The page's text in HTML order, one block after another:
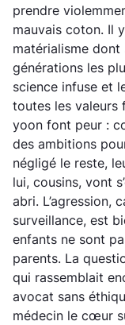
prendre
mauvais coton. Il
matérialisme
générations les
science infuse et
toutes les valeurs
yoon font peur :
des ambitions
négligé le reste,
lui, cousins, vont
abri. L’agression,
surveillance, est
enfants ne sont
parents. La
qui rassemblait
avocat sans
médecin le cœur